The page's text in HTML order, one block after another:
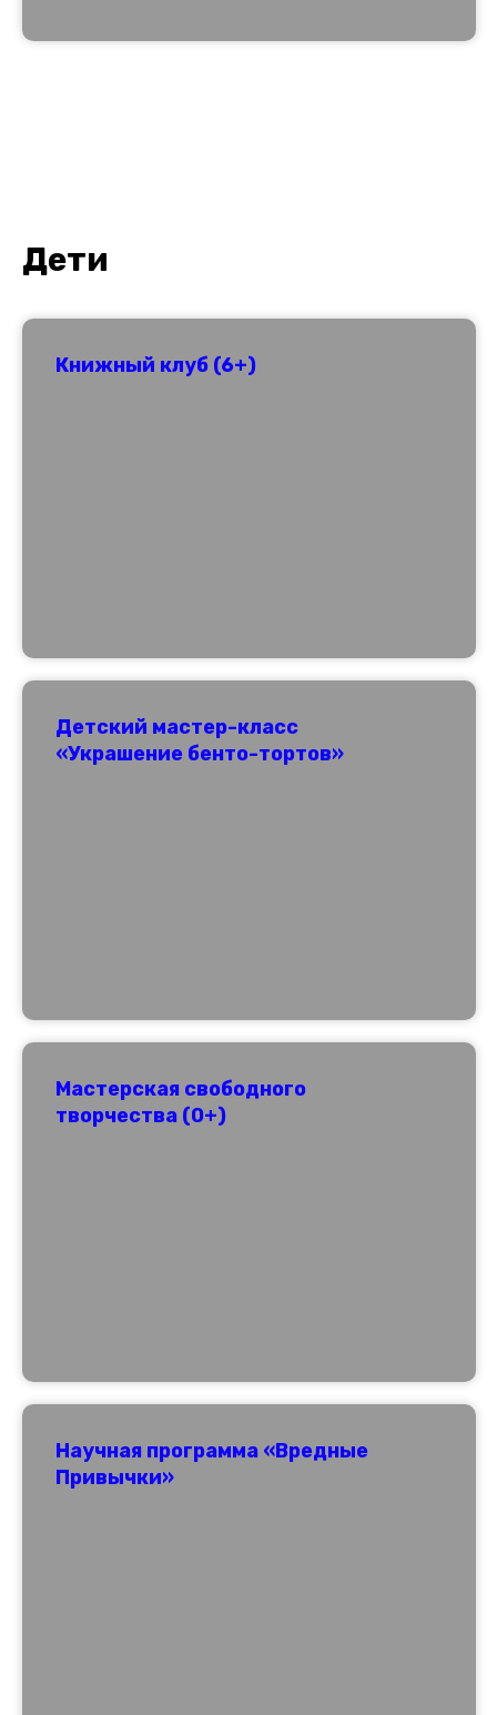
Дети
Книжный клуб (6+)
Детский мастер-класс
«Украшение бенто-тортов»
Мастерская свободного
творчества (0+)
Научная программа «Вредные
Привычки»